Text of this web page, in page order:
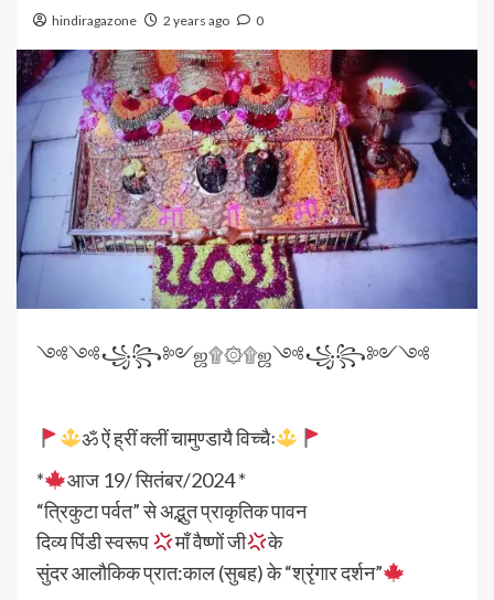
hindiragazone 2 years ago 0
༺༺꧁꧂༻ஜ۩۞۩ஜ༺꧁꧂༻༺
ॐ ऐं ह्रीं क्लीं चामुण्डायै विच्चैः
*
आज 19/ सितंबर/2024 *
“त्रिकुटा पर्वत” से अद्भुत प्राकृतिक पावन
दिव्य पिंडी स्वरूप
माँ वैष्णों जी
के
सुंदर आलौकिक प्रात:काल (सुबह) के “श्रृंगार दर्शन”